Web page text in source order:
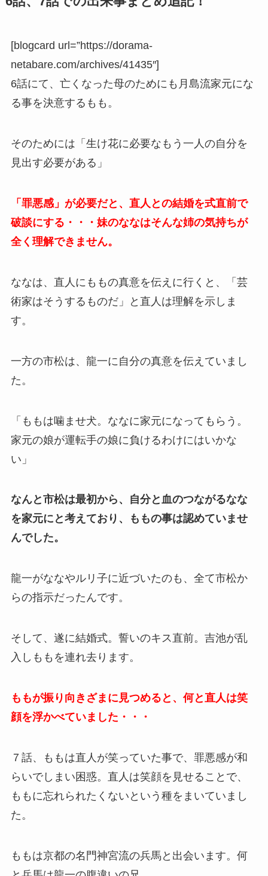
[blogcard url=”https://dorama-
netabare.com/archives/41435″]
6話にて、亡くなった母のためにも月島流家元にな
る事を決意するもも。
そのためには「生け花に必要なもう一人の自分を
見出す必要がある」
「罪悪感」が必要だと、直人との結婚を式直前で
破談にする・・・妹のななはそんな姉の気持ちが
全く理解できません。
ななは、直人にももの真意を伝えに行くと、「芸
術家はそうするものだ」と直人は理解を示しま
す。
一方の市松は、龍一に自分の真意を伝えていまし
た。
「ももは噛ませ犬。ななに家元になってもらう。
家元の娘が運転手の娘に負けるわけにはいかな
い」
なんと市松は最初から、自分と血のつながるなな
を家元にと考えており、ももの事は認めていませ
んでした。
龍一がななやルリ子に近づいたのも、全て市松か
らの指示だったんです。
そして、遂に結婚式。誓いのキス直前。吉池が乱
入しももを連れ去ります。
ももが振り向きざまに見つめると、何と直人は笑
顔を浮かべていました・・・
７話、ももは直人が笑っていた事で、罪悪感が和
らいでしまい困惑。直人は笑顔を見せることで、
ももに忘れられたくないという種をまいていまし
た。
ももは京都の名門神宮流の兵馬と出会います。何